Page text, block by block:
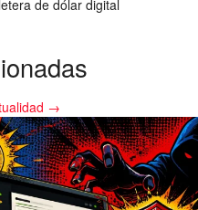
de dólar digital
→